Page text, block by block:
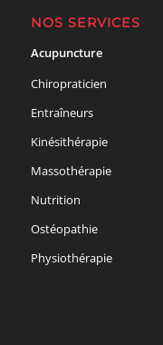
NOS SERVICES
Acupuncture
Chiropraticien
Entraîneurs
Kinésithérapie
Massothérapie
Nutrition
Ostéopathie
Physiothérapie